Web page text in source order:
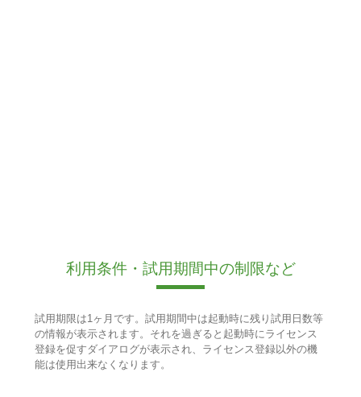
利用条件・試用期間中の制限など
試用期限は1ヶ月です。試用期間中は起動時に残り試用日数等
の情報が表示されます。それを過ぎると起動時にライセンス
登録を促すダイアログが表示され、ライセンス登録以外の機
能は使用出来なくなります。